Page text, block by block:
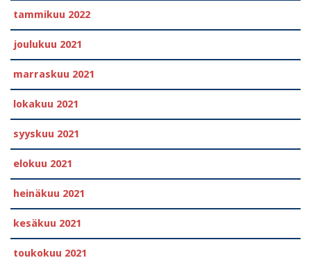
tammikuu 2022
joulukuu 2021
marraskuu 2021
lokakuu 2021
syyskuu 2021
elokuu 2021
heinäkuu 2021
kesäkuu 2021
toukokuu 2021